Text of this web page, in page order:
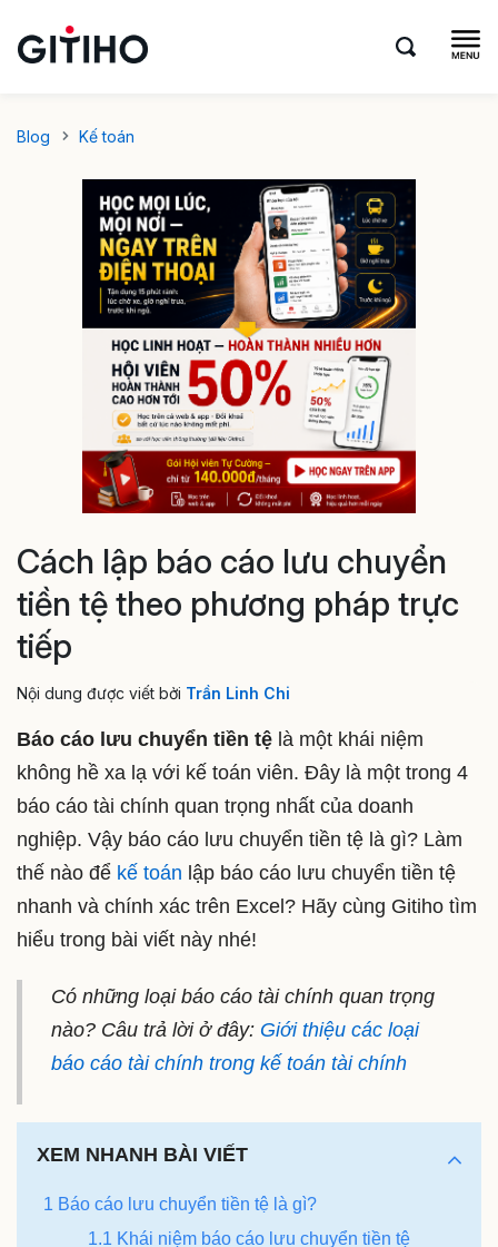
Blog Kế toán
Cách lập báo cáo lưu chuyển
tiền tệ theo phương pháp trực
tiếp
Nội dung được viết bởi Trần Linh Chi
Báo cáo lưu chuyển tiền tệ là một khái niệm
không hề xa lạ với kế toán viên. Đây là một trong 4
báo cáo tài chính quan trọng nhất của doanh
nghiệp. Vậy báo cáo lưu chuyển tiền tệ là gì? Làm
thế nào để kế toán lập báo cáo lưu chuyển tiền tệ
nhanh và chính xác trên Excel? Hãy cùng Gitiho tìm
hiểu trong bài viết này nhé!
Có những loại báo cáo tài chính quan trọng
nào? Câu trả lời ở đây: Giới thiệu các loại
báo cáo tài chính trong kế toán tài chính
XEM NHANH BÀI VIẾT
1 Báo cáo lưu chuyển tiền tệ là gì?
1.1 Khái niệm báo cáo lưu chuyển tiền tệ